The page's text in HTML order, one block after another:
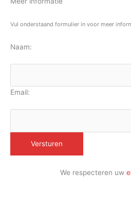
Vul onderstaand formulier in voor meer
Naam:
Email:
We respecteren uw